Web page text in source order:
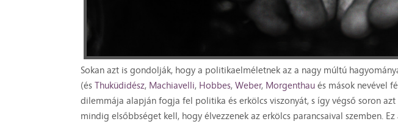
Sokan azt is gondolják, hogy a politikaelméletnek az a nagy múltú
(ésThuküdidész, Machiavelli, Hobbes,Weber, Morgenthaués mások nevével
dilemmája alapján fogja fel politika és erkölcs viszonyát, s így végső soron
mindig elsőbbséget kell, hogy élvezzenek az erkölcs parancsaival szemben.